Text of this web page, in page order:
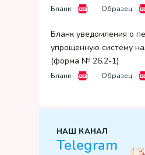
Бланк Образец
Бланк уведомления о
упрощенную систему
(форма № 26.2-1)
Бланк Образец
НАШ КАНАЛ
Telegram